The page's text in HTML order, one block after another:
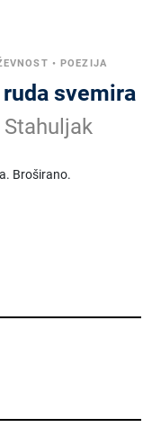
•POEZIJA
svemira
Broširano.